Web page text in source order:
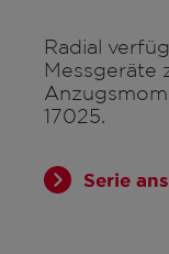
Radial
Messgeräte
17025.
Serie